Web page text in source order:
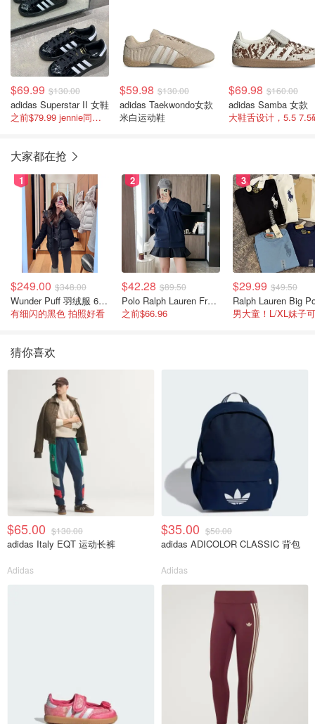
$69.99 $130.00
adidas Superstar II 女鞋
之前$79.99 jennie同款贝壳鞋!
$59.98 $130.00
adidas Taekwondo女款
米白运动鞋
$69.98 $160.00
adidas Samba 女款
大鞋舌设计，5.5 7.5
大家都在抢
1
$249.00 $348.00
Wunder Puff 羽绒服 600蓬松度
有细闪的黑色 拍照好看
2
$42.28 $89.50
Polo Ralph Lauren French Terry 女童连帽卫衣 7-16码
之前$66.96
3
$29.99 $49.50
男大童！L/XL妹子
猜你喜欢
$65.00 $130.00
adidas Italy EQT 运动长裤
Adidas
$35.00 $50.00
adidas ADICOLOR CLASSIC 背包
Adidas